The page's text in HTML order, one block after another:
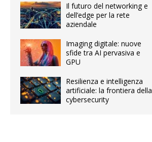
Il futuro del networking e
dell’edge per la rete
aziendale
Imaging digitale: nuove
sfide tra AI pervasiva e
GPU
Resilienza e intelligenza
artificiale: la frontiera della
cybersecurity